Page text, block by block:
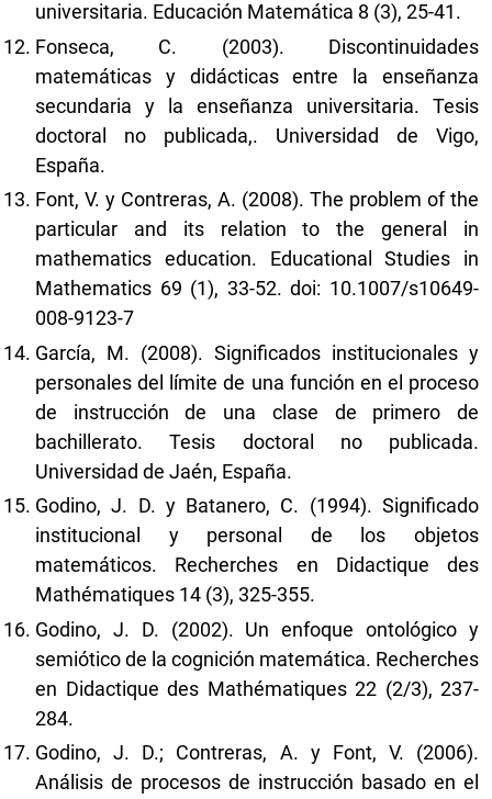
universitaria. Educación Matemática 8 (3), 25-41.
Fonseca, C. (2003). Discontinuidades
matemáticas y didácticas entre la enseñanza
secundaria y la enseñanza universitaria. Tesis
doctoral no publicada,. Universidad de Vigo,
España.
Font, V. y Contreras, A. (2008). The problem of the
particular and its relation to the general in
mathematics education. Educational Studies in
Mathematics 69 (1), 33-52. doi: 10.1007/s10649-
008-9123-7
García, M. (2008). Significados institucionales y
personales del límite de una función en el proceso
de instrucción de una clase de primero de
bachillerato. Tesis doctoral no publicada.
Universidad de Jaén, España.
Godino, J. D. y Batanero, C. (1994). Significado
institucional y personal de los objetos
matemáticos. Recherches en Didactique des
Mathématiques 14 (3), 325-355.
Godino, J. D. (2002). Un enfoque ontológico y
semiótico de la cognición matemática. Recherches
en Didactique des Mathématiques 22 (2/3), 237-
284.
Godino, J. D.; Contreras, A. y Font, V. (2006).
Análisis de procesos de instrucción basado en el